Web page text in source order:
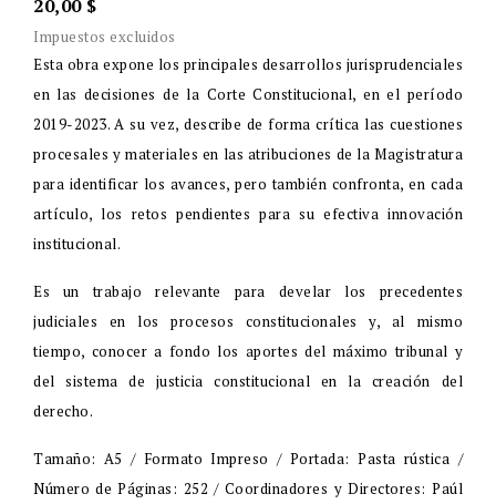
20,00 $
Impuestos excluidos
Esta obra expone los principales desarrollos jurisprudenciales
en las decisiones de la Corte Constitucional, en el período
2019-2023. A su vez, describe de forma crítica las cuestiones
procesales y materiales en las atribuciones de la Magistratura
para identificar los avances, pero también confronta, en cada
artículo, los retos pendientes para su efectiva innovación
institucional.
Es un trabajo relevante para develar los precedentes
judiciales en los procesos constitucionales y, al mismo
tiempo, conocer a fondo los aportes del máximo tribunal y
del sistema de justicia constitucional en la creación del
derecho.
Tamaño: A5 / Formato Impreso / Portada: Pasta rústica /
Número de Páginas: 252 / Coordinadores y Directores: Paúl